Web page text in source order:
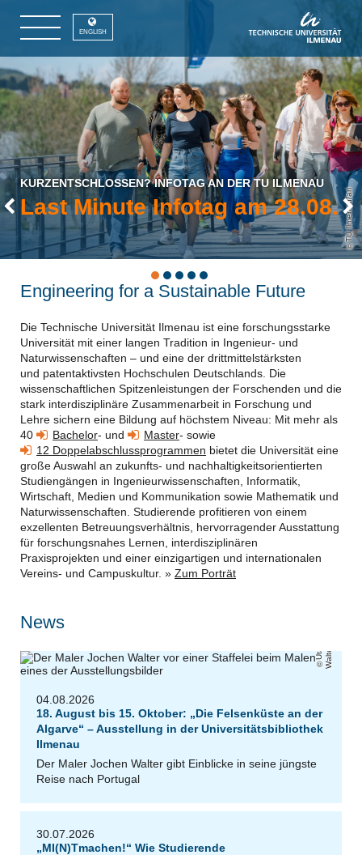
Previous TU Ilmenau/ari
KURZENTSCHLOSSEN? INFOTAG AN DER TU ILMENAU
Last Minute Infotag am 28.08.
ENGLISH
Engineering for a Sustainable Future
Die Technische Universität Ilmenau ist eine forschungsstarke
Universität mit einer langen Tradition in Ingenieur- und
Naturwissenschaften – und eine der drittmittelstärksten
und patentaktivsten Hochschulen Deutschlands. Die
wissenschaftlichen Spitzenleistungen der Forschenden und die
stark interdisziplinäre Zusammenarbeit in Forschung und
Lehre sichern eine Bildung auf höchstem Niveau: Mit mehr als
40
Bachelor- und Master- sowie
12 Doppelabschlussprogrammen bietet die Universität eine
große Auswahl an zukunfts- und nachhaltigkeitsorientierten
Studiengängen in Ingenieurwissenschaften, Informatik,
Wirtschaft, Medien und Kommunikation sowie Mathematik und
Naturwissenschaften . Studierende profitieren von einem
exzellenten Betreuungsverhältnis, hervorragender Ausstattung
für forschungsnahes Lernen, interdisziplinären
Praxisprojekten und einer einzigartigen und internationalen
Vereins- und Campuskultur. » Zum Porträt
News
U
t
a
W
al
t
er
04.08.2026
18. August bis 15. Oktober: „Die Felsenküste an der
Algarve“ – Ausstellung in der Universitätsbibliothek
Ilmenau
Der Maler Jochen Walter gibt Einblicke in seine jüngste
Reise nach Portugal
30.07.2026
„MI(N)Tmachen!“ Wie Studierende